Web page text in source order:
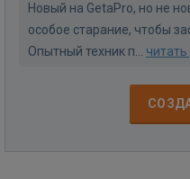
Новый на GetaPro, но не
особое старание, чтобы
Опытный техник п...